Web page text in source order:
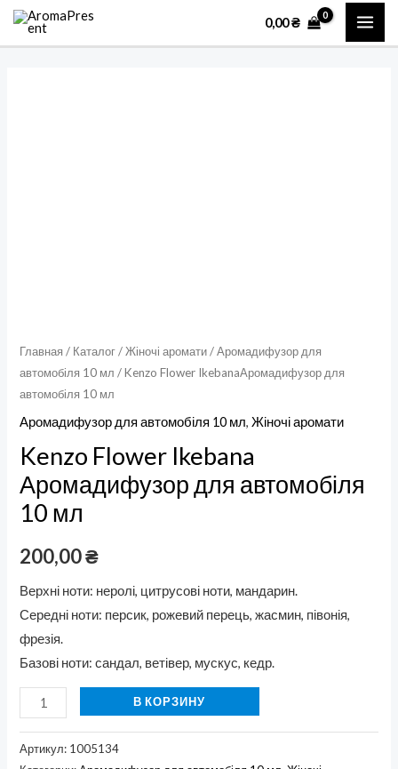
Перейти
0,00₴
Главная / Каталог/Жіночі аромати/Аромадифузор для
автомобіля 10 мл / Kenzo Flower IkebanaАромадифузор для
автомобіля 10 мл
Аромадифузор для автомобіля 10 мл,Жіночі аромати
Kenzo Flower Ikebana
Аромадифузор для автомобіля
10 мл
200,00₴
Верхні ноти: неролі, цитрусові ноти, мандарин.
Середні ноти: персик, рожевий перець, жасмин, півонія,
фрезія.
Базові ноти: сандал, ветівер, мускус, кедр.
В КОРЗИНУ
Артикул: 1005134